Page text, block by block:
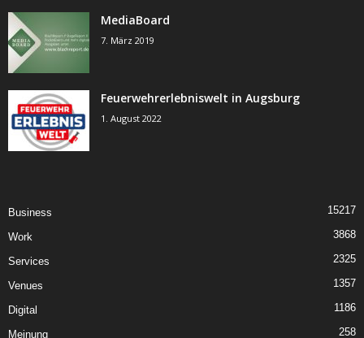
MediaBoard
7. März 2019
Feuerwehrerlebniswelt in Augsburg
1. August 2022
Business 15217
Work 3868
Services 2325
Venues 1357
Digital 1186
Meinung 258